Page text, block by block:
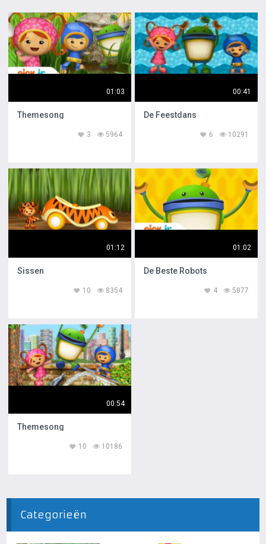
01:03
Themesong
5964
3
00:41
De Feestdans
10291
6
01:12
Sissen
8354
10
01:02
De Beste Robots
5877
4
00:54
Themesong
10186
10
Categorieën